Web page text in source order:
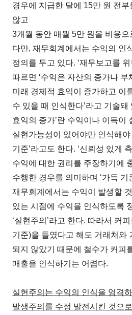
경우에 지급한 달에 15만 원 전부
않고
3개월 동안 매월 5만 원을 비용
다만, 재무회계에서는 수익의 인
정의를 두고 있다. ‘재무보고를 위
따르면 ‘수익은 자산의 증가나
미래 경제적 효익이 증가하고 이
수 있을 때 인식한다’라고 기술돼
효익의 증가’란 수익이나 이득이
실현가능성이 있어야만 인식해야
기준’라고도 한다. ‘신뢰성 있게
수익에 대한 권리를 주장하기에
수행한 경우를 의미하며 ‘가득 기
재무회계에서는 수익이 발생할
있는 시점에 수익을 인식하도록
‘실현주의’라고 한다. 따라서 커
기준)을 들였다고 해도 거래처와
되지 않았기 때문에 철수가 커피
매출을 인식하기는 어렵다.
실현주의는 수익의 인식을 엄격
발생주의를 수정 발전시킨 것으